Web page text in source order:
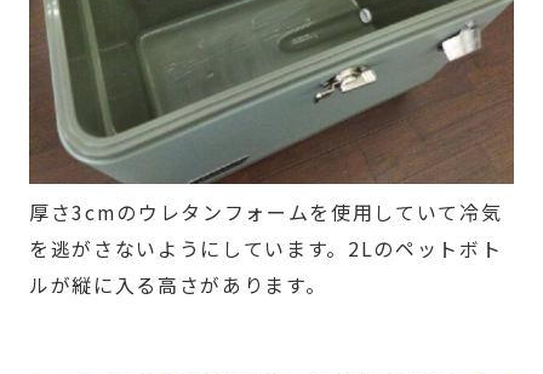
厚さ3cmのウレタンフォームを使用していて冷気
を逃がさないようにしています。2Lのペットボト
ルが縦に入る高さがあります。